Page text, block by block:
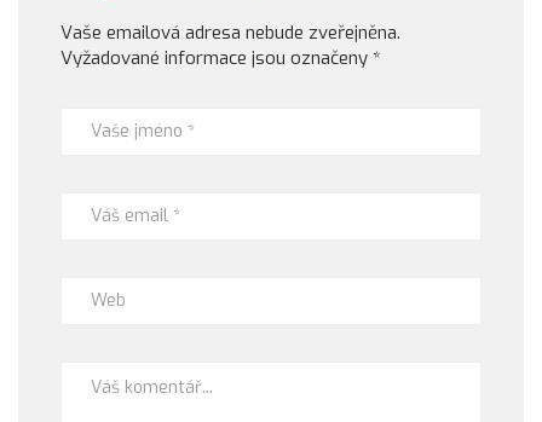
Vaše emailová adresa nebude zveřejněna.
Vyžadované informace jsou označeny *